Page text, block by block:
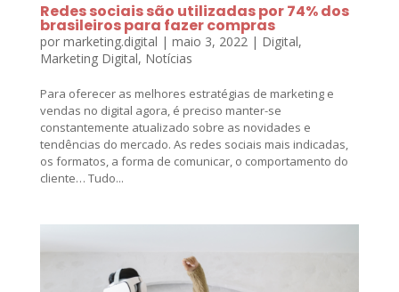
Redes sociais são utilizadas por 74% dos
brasileiros para fazer compras
por marketing.digital | maio 3, 2022| Digital,
Marketing Digital, Notícias
Para oferecer as melhores estratégias de marketing e
vendas no digital agora, é preciso manter-se
constantemente atualizado sobre as novidades e
tendências do mercado. As redes sociais mais indicadas,
os formatos, a forma de comunicar, o comportamento do
cliente… Tudo...